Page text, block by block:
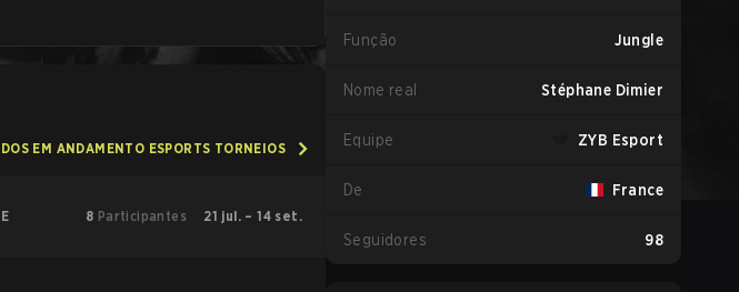
EM ANDAMENTO ESPORTS TORNEIOS
8 Participantes 21 jul. – 14 set.
Função Jungle
Nome real Stéphane Dimier
Equipe ZYB Esport
De France
Seguidores 98